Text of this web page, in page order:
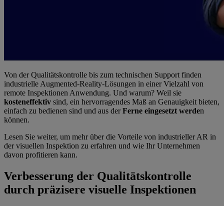
Von der Qualitätskontrolle bis zum technischen Support finden
industrielle Augmented-Reality-Lösungen in einer Vielzahl von
remote Inspektionen Anwendung. Und warum? Weil sie
kosteneffektiv sind, ein hervorragendes Maß an Genauigkeit bieten,
einfach zu bedienen sind und aus derFerne eingesetzt werden
können.
Lesen Sie weiter, um mehr über die Vorteile von industrieller AR in
der visuellen Inspektion zu erfahren und wie Ihr Unternehmen
davon profitieren kann.
Verbesserung der Qualitätskontrolle
durch präzisere visuelle Inspektionen